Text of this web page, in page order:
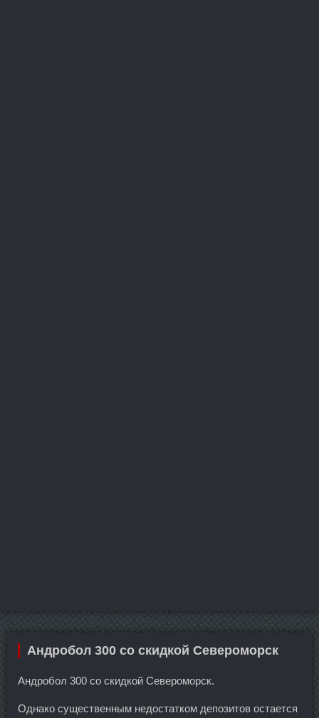
Андробол 300 со скидкой Североморск
Андробол 300 со скидкой Североморск.
Однако существенным недостатком депозитов остается